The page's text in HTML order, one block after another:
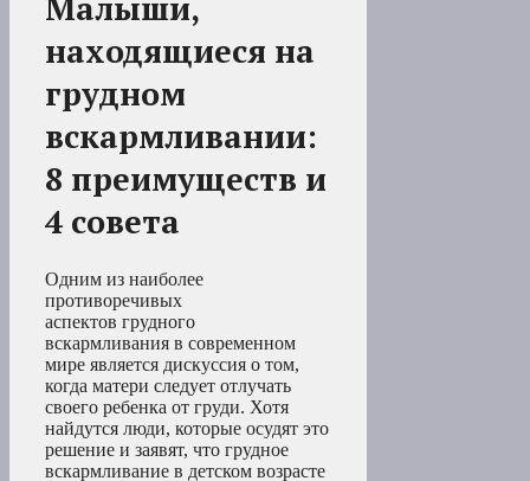
находящиеся на
грудном
вскармливании:
8 преимуществ и
4 совета
Одним из наиболее
противоречивых
аспектов грудного
вскармливания в современном
мире является дискуссия о том,
когда матери следует отлучать
своего ребенка от груди. Хотя
найдутся люди, которые осудят это
решение и заявят, что грудное
вскармливание в детском возрасте